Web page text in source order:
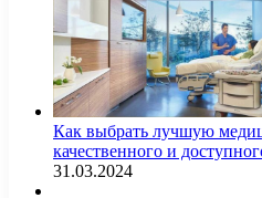
Как выбрать лучшую
качественного и
31.03.2024